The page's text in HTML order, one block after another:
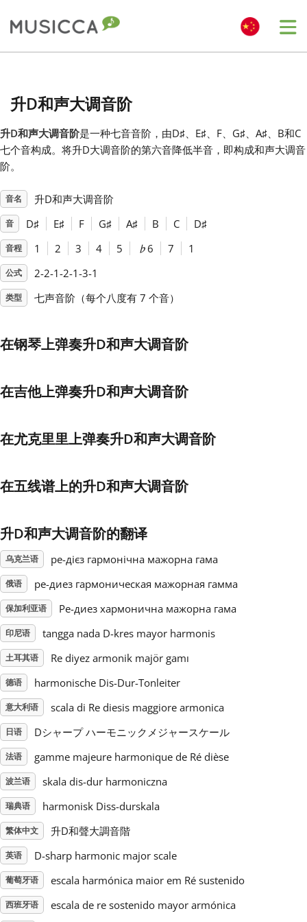
Български
Dansk
Deutsch
English
Polski
Português
Русский
Svenska
Tiếng Việt
简体中文
繁體中文
升D和声大调音阶
升D和声大调音阶是一种七音音阶，由D♯、E♯、F、G♯、A♯、B和C
七个音构成。将升D大调音阶的第六音降低半音，即构成和声大调音
阶。
音名 升D和声大调音阶
音 D♯ E♯ F G♯ A♯ B C D♯
音程 1 2 3 4 5 ♭6 7 1
公式 2-2-1-2-1-3-1
类型 七声音阶（每个八度有 7 个音）
在钢琴上弹奏升D和声大调音阶
在吉他上弹奏升D和声大调音阶
在尤克里里上弹奏升D和声大调音阶
在五线谱上的升D和声大调音阶
升D和声大调音阶的翻译
乌克兰语 ре-дієз гармонічна мажорна гама
俄语 ре-диез гармоническая мажорная гамма
保加利亚语 Ре-диез хармонична мажорна гама
印尼语 tangga nada D-kres mayor harmonis
土耳其语 Re diyez armonik majör gamı
德语 harmonische Dis-Dur-Tonleiter
意大利语 scala di Re diesis maggiore armonica
日语 Dシャープ ハーモニックメジャースケール
法语 gamme majeure harmonique de Ré dièse
波兰语 skala dis-dur harmoniczna
瑞典语 harmonisk Diss-durskala
繁体中文 升D和聲大調音階
英语 D-sharp harmonic major scale
葡萄牙语 escala harmónica maior em Ré sustenido
西班牙语 escala de re sostenido mayor armónica